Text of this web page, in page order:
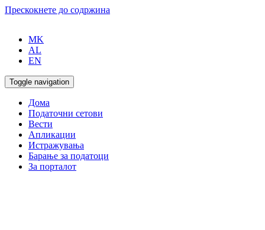
Прескокнете до содржина
MK
AL
EN
Toggle navigation
Дома
Податочни сетови
Вести
Апликации
Истражувања
Барање за податоци
За порталот